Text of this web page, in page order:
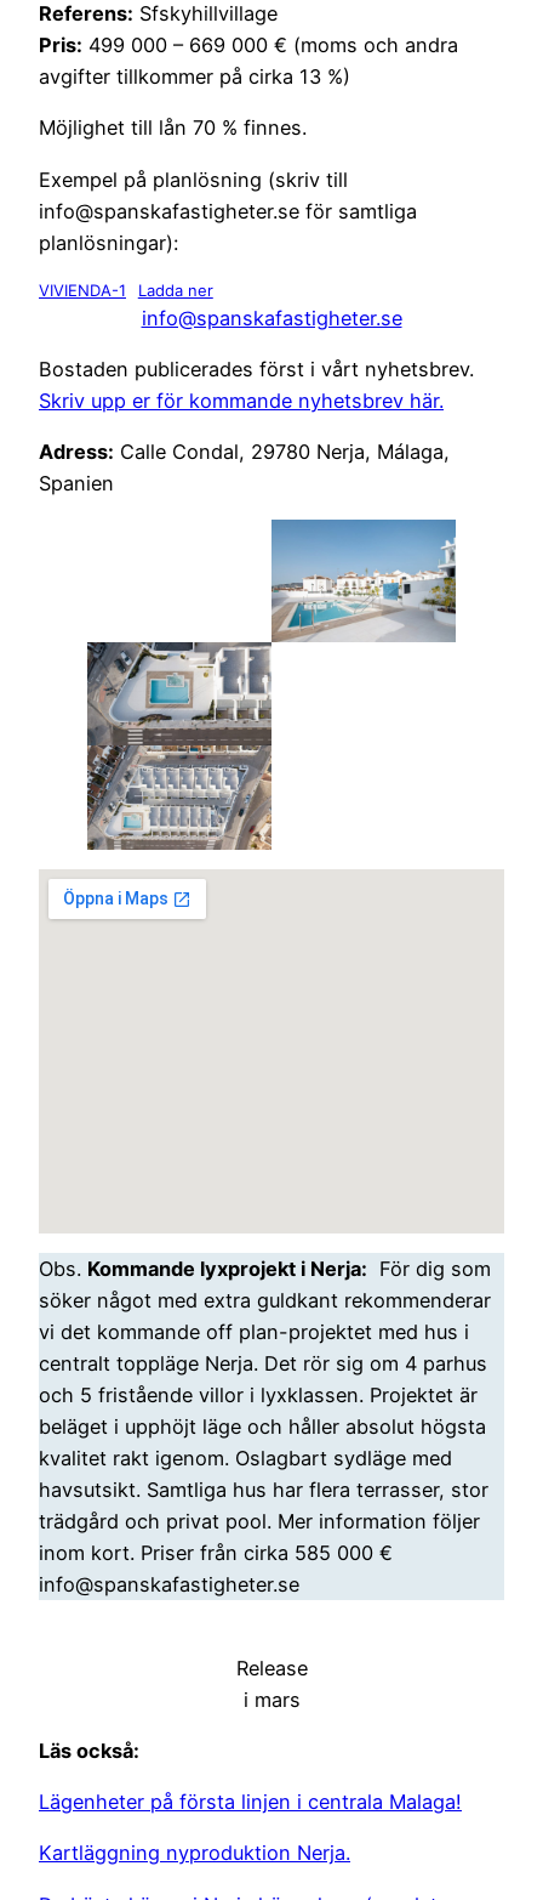
Referens: Sfskyhillvillage
Pris: 499 000 – 669 000 € (moms och andra
avgifter tillkommer på cirka 13 %)
Möjlighet till lån 70 % finnes.
Exempel på planlösning (skriv till
info@spanskafastigheter.se för samtliga
planlösningar):
VIVIENDA-1 Ladda ner
info@spanskafastigheter.se
Bostaden publicerades först i vårt nyhetsbrev.
Skriv upp er för kommande nyhetsbrev här.
Adress: Calle Condal, 29780 Nerja, Málaga,
Spanien
Obs. Kommande lyxprojekt i Nerja: För dig som
söker något med extra guldkant rekommenderar
vi det kommande off plan-projektet med hus i
centralt toppläge Nerja. Det rör sig om 4 parhus
och 5 fristående villor i lyxklassen. Projektet är
beläget i upphöjt läge och håller absolut högsta
kvalitet rakt igenom. Oslagbart sydläge med
havsutsikt. Samtliga hus har flera terrasser, stor
trädgård och privat pool. Mer information följer
inom kort. Priser från cirka 585 000 €
info@spanskafastigheter.se
Release
i mars
Läs också:
Lägenheter på första linjen i centrala Malaga!
Kartläggning nyproduktion Nerja.